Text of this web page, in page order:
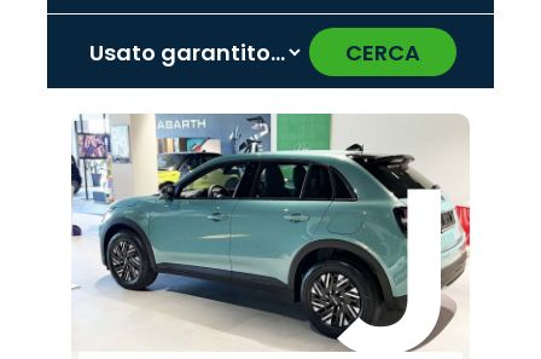
CERCA
Promo
Mazda
Promo
Opel
Promo
Land
Rover
Promo
Hyundai
Promo
Jeep
Promo
Fiat
Promo
Jaecoo
Promo
Seat
Promo
Citroën
Promo
Cupra
Promo
Lancia
Promo
Abarth
Promo
Alfa
Romeo
Promo
Omoda
Promo
Peugeot
‹ ›